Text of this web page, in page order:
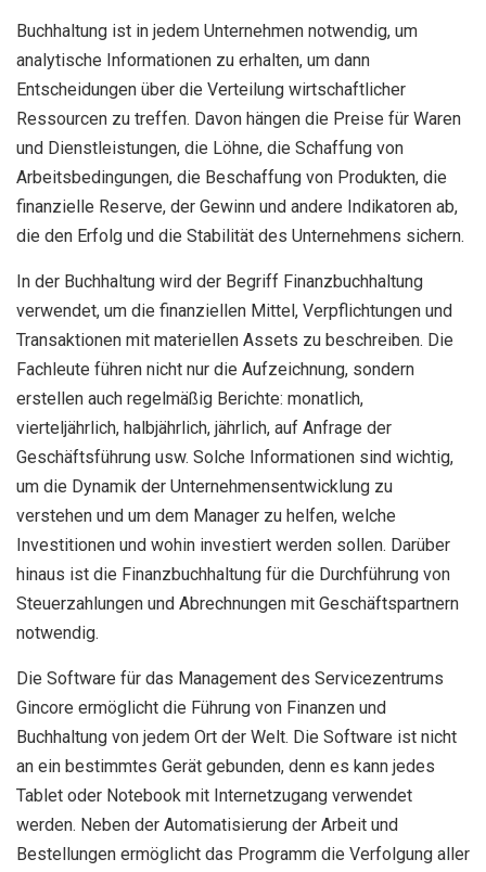
Buchhaltung ist in jedem Unternehmen notwendig, um
analytische Informationen zu erhalten, um dann
Entscheidungen über die Verteilung wirtschaftlicher
Ressourcen zu treffen. Davon hängen die Preise für Waren
und Dienstleistungen, die Löhne, die Schaffung von
Arbeitsbedingungen, die Beschaffung von Produkten, die
finanzielle Reserve, der Gewinn und andere Indikatoren ab,
die den Erfolg und die Stabilität des Unternehmens sichern.
In der Buchhaltung wird der Begriff Finanzbuchhaltung
verwendet, um die finanziellen Mittel, Verpflichtungen und
Transaktionen mit materiellen Assets zu beschreiben. Die
Fachleute führen nicht nur die Aufzeichnung, sondern
erstellen auch regelmäßig Berichte: monatlich,
vierteljährlich, halbjährlich, jährlich, auf Anfrage der
Geschäftsführung usw. Solche Informationen sind wichtig,
um die Dynamik der Unternehmensentwicklung zu
verstehen und um dem Manager zu helfen, welche
Investitionen und wohin investiert werden sollen. Darüber
hinaus ist die Finanzbuchhaltung für die Durchführung von
Steuerzahlungen und Abrechnungen mit Geschäftspartnern
notwendig.
Die Software für das Management des Servicezentrums
Gincore ermöglicht die Führung von Finanzen und
Buchhaltung von jedem Ort der Welt. Die Software ist nicht
an ein bestimmtes Gerät gebunden, denn es kann jedes
Tablet oder Notebook mit Internetzugang verwendet
werden. Neben der Automatisierung der Arbeit und
Bestellungen ermöglicht das Programm die Verfolgung aller